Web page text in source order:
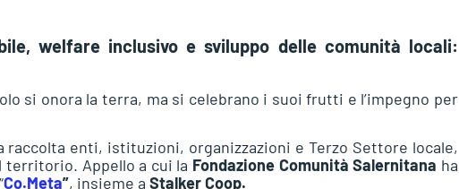
welfare inclusivo e sviluppo delle comunità locali:
si onora la terra, ma si celebrano i suoi frutti e l’impegno per
raccolta enti, istituzioni, organizzazioni e Terzo Settore locale,
territorio. Appello a cui la Fondazione Comunità Salernitana ha
Co.Meta”, insieme a Stalker Coop.